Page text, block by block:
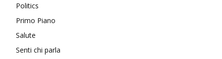
Politics
Primo Piano
Salute
Senti chi parla